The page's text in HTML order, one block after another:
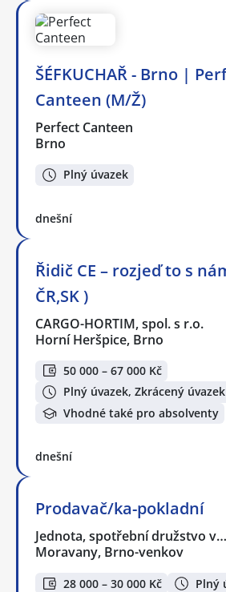
ŠÉFKUCHAŘ - Brno |
Canteen (M/Ž)
Perfect Canteen
Brno
Plný úvazek
dnešní
Řidič CE – rozjeď to s
ČR,SK )
CARGO-HORTIM, spol. s r.o.
Horní Heršpice, Brno
50 000 – 67 000 Kč
Plný úvazek, Zkrácený úvazek
Vhodné také pro absolventy
dnešní
Prodavač/ka-pokladní
Jednota, spotřební družstvo v…
Moravany, Brno-venkov
28 000 – 30 000 Kč
Plný